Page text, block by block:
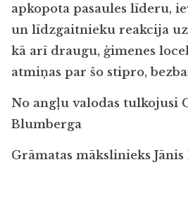
apkopota pasaules līderu,
un līdzgaitnieku reakcija
kā arī draugu, ģimenes
atmiņas par šo stipro,
No angļu valodas tulkojusi
Blumberga
Grāmatas mākslinieks Jānis